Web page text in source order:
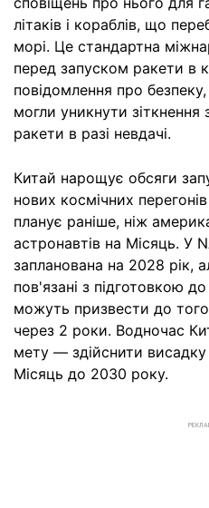
літаків і кораблів, що
морі. Це стандартна
перед запуском ракети в
повідомлення про
могли уникнути
ракети в разі невдачі.
Китай нарощує обсяги
нових космічних
планує раніше, ніж
астронавтів на Місяць. У
запланована на 2028 рік,
пов'язані з підготовкою до
можуть призвести до
через 2 роки. Водночас
мету — здійснити висадку
Місяць до 2030 року.